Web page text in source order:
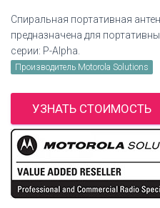
Спиральная портативная
предназначена для
серии: P-Alpha.
Производитель Motorola Solutions
УЗНАТЬ СТОИМОСТЬ